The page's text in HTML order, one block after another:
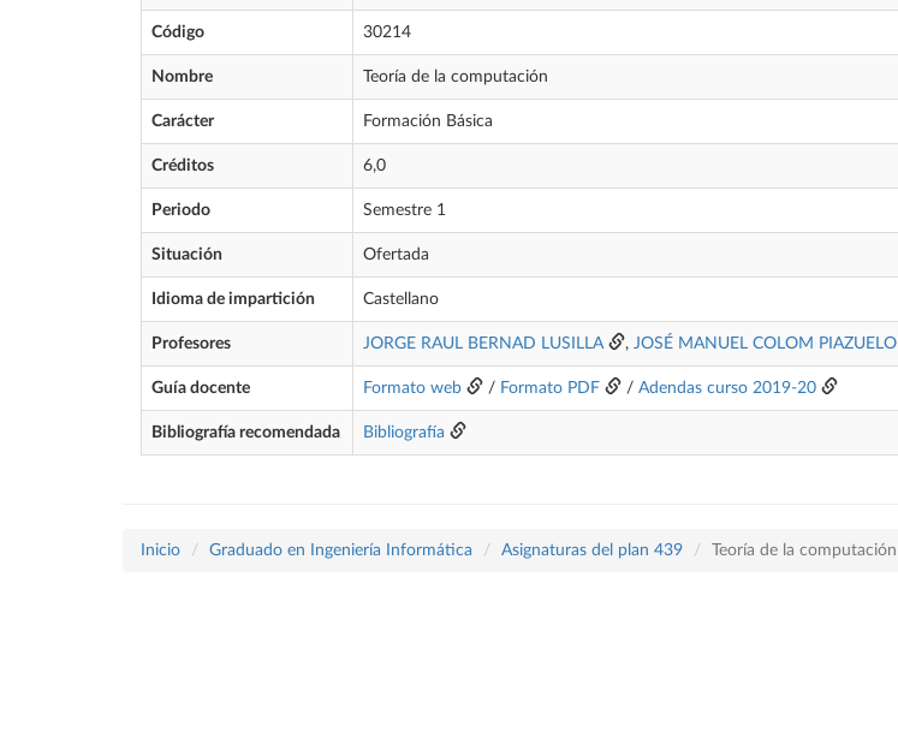
Código 30214
Nombre Teoría de la computación
Carácter Formación Básica
Créditos 6,0
Periodo Semestre 1
Situación Ofertada
Idioma de impartición Castellano
Profesores JORGE RAUL BERNAD LUSILLA , JOSÉ MANUEL COLOM PIAZUELO
Guía docente Formato web / Formato PDF / Adendas curso 2019-20
Bibliografía recomendada Bibliografía
Inicio Graduado en Ingeniería Informática Asignaturas del plan 439 Teoría de la computación